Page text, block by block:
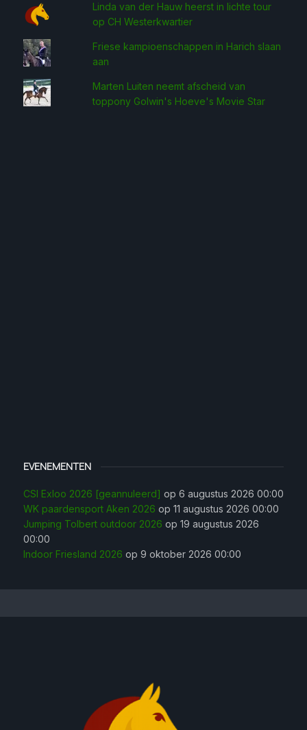
Linda van der Hauw heerst in lichte tour
op CH Westerkwartier
Friese kampioenschappen in Harich slaan
aan
Marten Luiten neemt afscheid van
toppony Golwin's Hoeve's Movie Star
EVENEMENTEN
CSI Exloo 2026 [geannuleerd] op 6 augustus 2026 00:00
WK paardensport Aken 2026 op 11 augustus 2026 00:00
Jumping Tolbert outdoor 2026 op 19 augustus 2026
00:00
Indoor Friesland 2026 op 9 oktober 2026 00:00